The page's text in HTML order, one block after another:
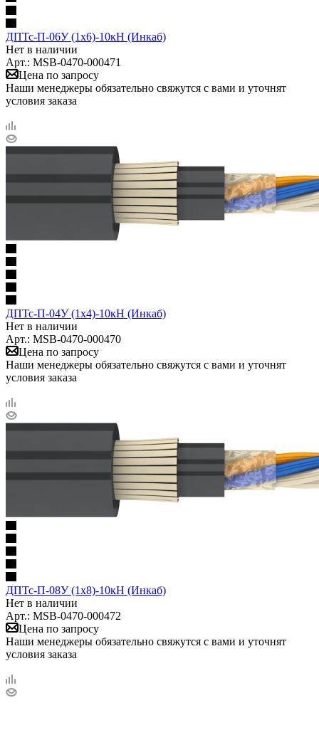
ДПТс-П-06У (1х6)-10кН (Инкаб)
Нет в наличии
Арт.: MSB-0470-000471
Цена по запросу
Наши менеджеры обязательно свяжутся с вами и уточнят
условия заказа
ДПТс-П-04У (1х4)-10кН (Инкаб)
Нет в наличии
Арт.: MSB-0470-000470
Цена по запросу
Наши менеджеры обязательно свяжутся с вами и уточнят
условия заказа
ДПТс-П-08У (1х8)-10кН (Инкаб)
Нет в наличии
Арт.: MSB-0470-000472
Цена по запросу
Наши менеджеры обязательно свяжутся с вами и уточнят
условия заказа